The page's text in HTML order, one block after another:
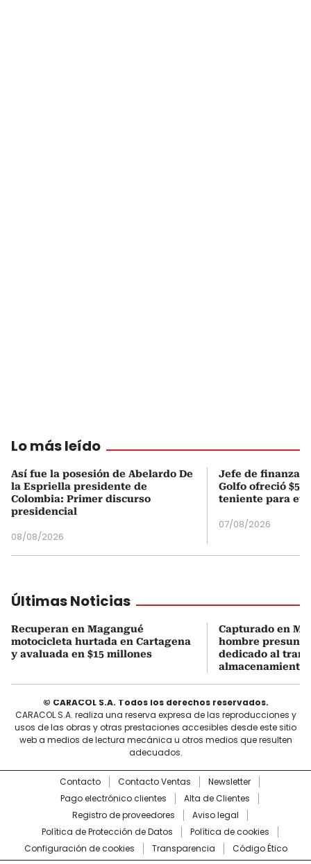
Lo más leído
Así fue la posesión de Abelardo De
la Espriella presidente de
Colombia: Primer discurso
presidencial
08/08/2026
Jefe de finanzas
Golfo ofreció
teniente para
07/08/2026
Últimas Noticias
Recuperan en Magangué
motocicleta hurtada en Cartagena
y avaluada en $15 millones
Capturado en
hombre
dedicado al
almacenamiento
© CARACOL S.A. Todos los derechos reservados.
CARACOL S.A. realiza una reserva expresa de las reproducciones y
usos de las obras y otras prestaciones accesibles desde este sitio
web a medios de lectura mecánica u otros medios que resulten
adecuados.
Contacto Contacto Ventas
Newsletter
Pago electrónico clientes
Alta de Clientes
Registro de proveedores
Aviso legal
Política de Protección de Datos
Política de cookies
Configuración de cookies
Transparencia Código Ético